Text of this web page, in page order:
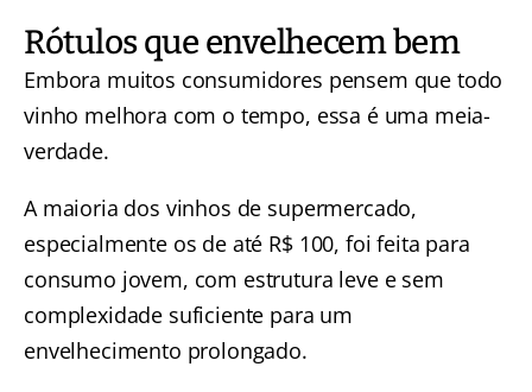
Rótulos que envelhecem bem
Embora muitos consumidores pensem que todo
vinho melhora com o tempo, essa é uma meia-
verdade.
A maioria dos vinhos de supermercado,
especialmente os de até R$ 100, foi feita para
consumo jovem, com estrutura leve e sem
complexidade suficiente para um
envelhecimento prolongado.